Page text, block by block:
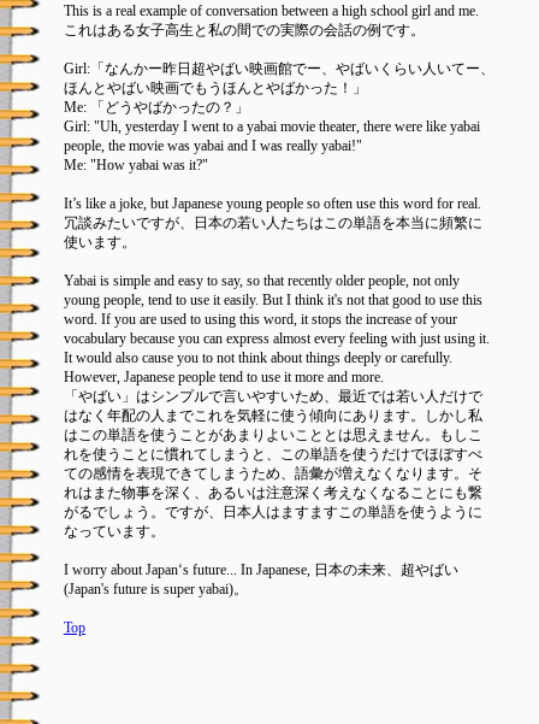
This is a real example of conversation between a high school girl and me.
これはある女子高生と私の間での実際の会話の例です。
Girl:「なんかー昨日超やばい映画館でー、やばいくらい人いてー、
ほんとやばい映画でもうほんとやばかった！」
Me: 「どうやばかったの？」
Girl: "Uh, yesterday I went to a yabai movie theater, there were like yabai
people, the movie was yabai and I was really yabai!"
Me: "How yabai was it?"
It’s like a joke, but Japanese young people so often use this word for real.
冗談みたいですが、日本の若い人たちはこの単語を本当に頻繁に
使います。
Yabai is simple and easy to say, so that recently older people, not only
young people, tend to use it easily. But I think it's not that good to use this
word. If you are used to using this word, it stops the increase of your
vocabulary because you can express almost every feeling with just using it.
It would also cause you to not think about things deeply or carefully.
However, Japanese people tend to use it more and more.
「やばい」はシンプルで言いやすいため、最近では若い人だけで
はなく年配の人までこれを気軽に使う傾向にあります。しかし私
はこの単語を使うことがあまりよいこととは思えません。もしこ
れを使うことに慣れてしまうと、この単語を使うだけでほぼすべ
ての感情を表現できてしまうため、語彙が増えなくなります。そ
れはまた物事を深く、あるいは注意深く考えなくなることにも繋
がるでしょう。ですが、日本人はますますこの単語を使うように
なっています。
I worry about Japan‘s future... In Japanese, 日本の未来、超やばい
(Japan's future is super yabai)。
Top